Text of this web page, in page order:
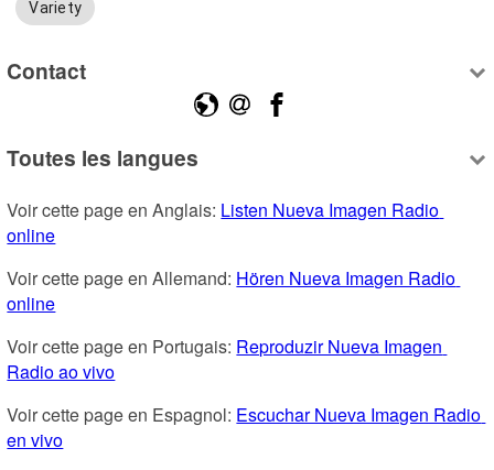
Variety
Contact
Toutes les langues
Voir cette page en Anglais: Listen Nueva Imagen Radio
online
Voir cette page en Allemand: Hören Nueva Imagen Radio
online
Voir cette page en Portugais: Reproduzir Nueva Imagen
Radio ao vivo
Voir cette page en Espagnol: Escuchar Nueva Imagen Radio
en vivo